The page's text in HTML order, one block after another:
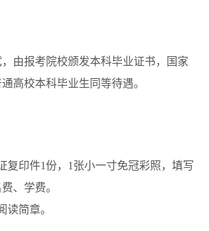
由报考院校颁发本科毕业证书，国家
高校本科毕业生同等待遇。
复印件1份，1张小一寸免冠彩照，填写
、学费。
读简章。